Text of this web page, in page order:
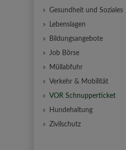
Gesundheit und Soziales
Lebenslagen
Bildungsangebote
Job Börse
Müllabfuhr
Verkehr & Mobilität
VOR Schnupperticket
Hundehaltung
Zivilschutz